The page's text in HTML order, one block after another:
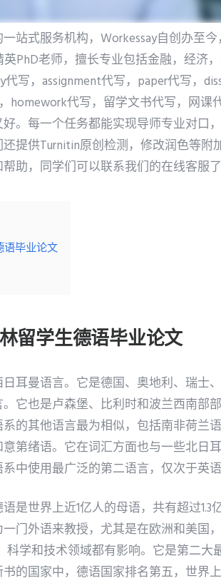
站式服务机构，Workessay自创办至
PhD老师，擅长专业包括金融，经济
代写，assignment代写，paper代写，
homework代写，留学文书代写，网课
。每一个任务都能实现导师专业对口
提供Turnitin原创检测，修改润色等附
助，同学们可以联系我们的在线客服
语毕业论文
留学生德语毕业论文
耳曼语言。它是德国、奥地利、瑞士
它也是卢森堡、比利时和波兰西南部
的其他语言最为相似，包括南非荷兰
第绪语。它在词汇方面也与一些北日
中使用最广泛的第二语言，仅次于英语
是世界上近1亿人的母语，共有超过
门外语来教授，尤其是在欧洲和美国
科学和技术领域都有影响。它是第二
的国家中，德语国家排名第五，世界